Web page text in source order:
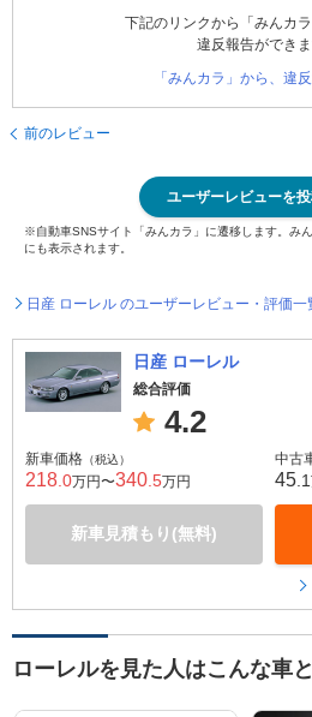
下記のリンクから「みんカラ
違反報告ができま
「みんカラ」から、違
前のレビュー
ユーザーレビューを
※自動車SNSサイト「みんカラ」に遷移します。み
にも表示されます。
日産 ローレル のユーザーレビュー・評価
日産 ローレル
総合評価
4.2
新車価格 （税込）
218 .0万円〜340 .5万円
新車見積もり(無料)
中古
45 .1
ローレルを見た人はこんな車